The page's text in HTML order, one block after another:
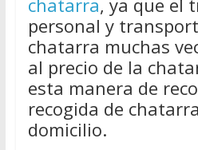
chatarra, ya que el
personal y
chatarra muchas
al precio de la
esta manera de
recogida de
domicilio.